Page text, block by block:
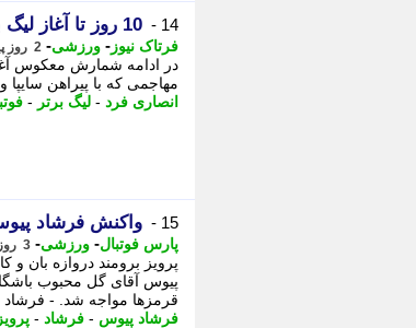
14 - 10 روز تا آغاز لیگ برتر؛ کریم انصاری فرد، مهاجمی که دو بار آقای گل فوتبال ایران شد
فرتاک نیوز - ورزشی- 2 روز پیش - دوشنبه 12 مرداد 1405، 22:25
در ادامه شمارش معکوس
مهاجمی که با پیراهن سایپا
انصاری فرد - لیگ برتر -
15 - واکنش فرشاد
پارس فوتبال- ورزشی- 3 روز پیش - دوشنبه 12 مرداد 1405، 17:17
پرویز برومند دروازه بان و
پیوس آقای گل محبوب
قرمزها مواجه شد. - فرشاد
فرشاد پیوس - فرشاد -